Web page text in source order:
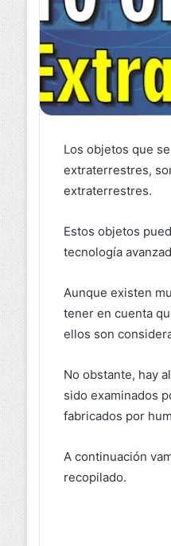
Los objetos que
extraterrestres,
extraterrestres.
Estos objetos
tecnología
Aunque existen
tener en cuenta
ellos son
No obstante, hay
sido examinados
fabricados por
A continuación
recopilado.